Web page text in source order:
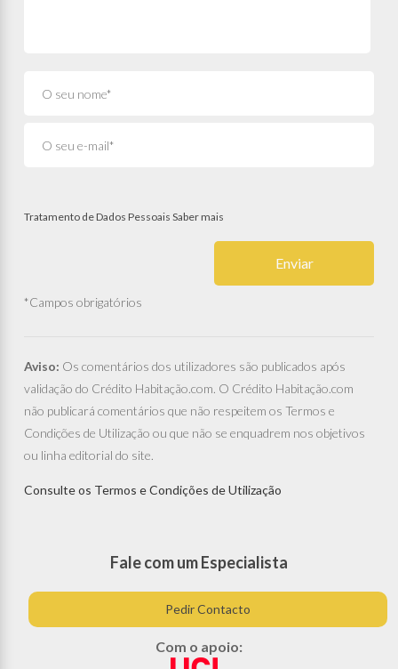
Tratamento de Dados Pessoais Saber mais
Enviar
*Campos obrigatórios
Aviso: Os comentários dos utilizadores são publicados após
validação do Crédito Habitação.com. O Crédito Habitação.com
não publicará comentários que não respeitem os Termos e
Condições de Utilização ou que não se enquadrem nos objetivos
ou linha editorial do site.
Consulte os Termos e Condições de Utilização
Fale com um Especialista
Pedir Contacto
Com o apoio: